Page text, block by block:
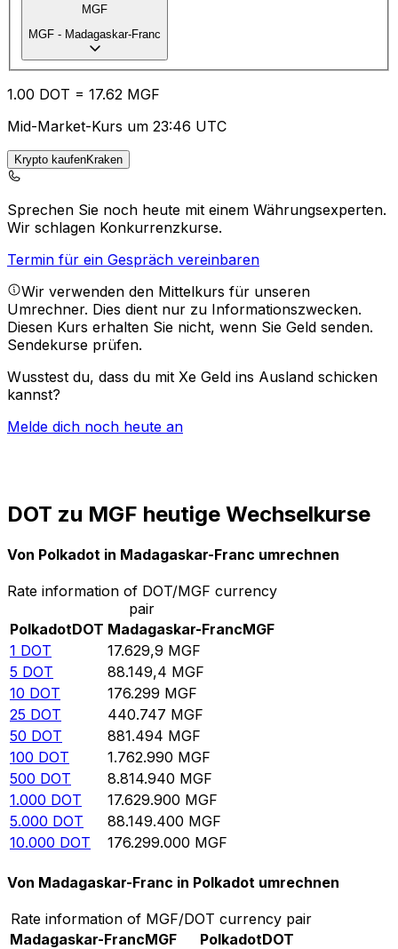
MGF
MGF - Madagaskar-Franc
1.00 DOT = 17.62 MGF
Mid-Market-Kurs um 23:46 UTC
Krypto kaufenKraken
Sprechen Sie noch heute mit einem Währungsexperten.
Wir schlagen Konkurrenzkurse.
Termin für ein Gespräch vereinbaren
Wir verwenden den Mittelkurs für unseren
Umrechner. Dies dient nur zu Informationszwecken.
Diesen Kurs erhalten Sie nicht, wenn Sie Geld senden.
Sendekurse prüfen.
Wusstest du, dass du mit Xe Geld ins Ausland schicken
kannst?
Melde dich noch heute an
DOT zu MGF heutige Wechselkurse
Von Polkadot in Madagaskar-Franc umrechnen
Rate information of DOT/MGF currency
pair
PolkadotDOT Madagaskar-FrancMGF
1 DOT 17.629,9 MGF
5 DOT 88.149,4 MGF
10 DOT 176.299 MGF
25 DOT 440.747 MGF
50 DOT 881.494 MGF
100 DOT 1.762.990 MGF
500 DOT 8.814.940 MGF
1.000 DOT 17.629.900 MGF
5.000 DOT 88.149.400 MGF
10.000 DOT 176.299.000 MGF
Von Madagaskar-Franc in Polkadot umrechnen
Rate information of MGF/DOT currency pair
Madagaskar-FrancMGF PolkadotDOT